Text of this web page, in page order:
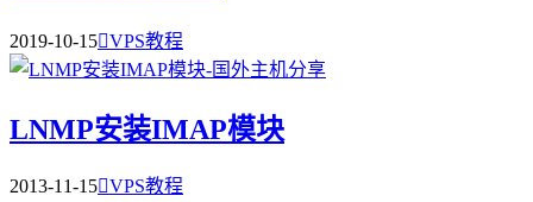
2019-10-15VPS教程
LNMP安装IMAP模块
2013-11-15VPS教程